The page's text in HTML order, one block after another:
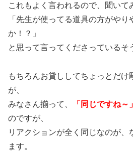
これもよく言われるので、聞いて
「先生が使ってる道具の方がやり
か！？」
と思って言ってくださっているそ
もちろんお貸ししてちょっとだけ
が、
みなさん揃って、
「同じですね～」
のですが、
リアクションが全く同じなのが、
ます。